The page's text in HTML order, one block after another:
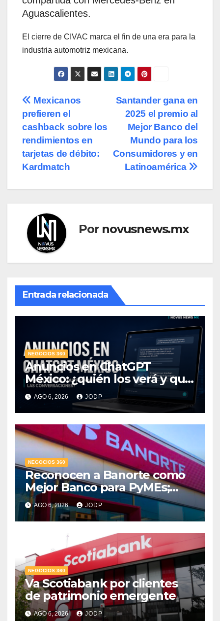
Aguascalientes.
El cierre de CIVAC marca el fin de una era para la
industria automotriz mexicana.
Navegación
de
entradas
Santander gana en
2025 el premio al
Mejor Banco del
Mundo para los
Consumidores y en
Latinoamérica
Mexicanos
prefieren el
cashback sobre los
rendimientos en
tarjetas de débito:
Kardmatch
Por novusnews.mx
Entrada relacionada
NEGOCIOS 360
Anuncios en ChatGPT
México: ¿quién los verá y qué
pasará con las
conversaciones?
AGO 6, 2026 JODP
NEGOCIOS 360
Reconocen a Banorte como
Mejor Banco para PyMEs;
supera 14% del mercado
crediticio
AGO 6, 2026 JODP
NEGOCIOS 360
Va Scotiabank por clientes
de patrimonio emergente
AGO 6, 2026 JODP